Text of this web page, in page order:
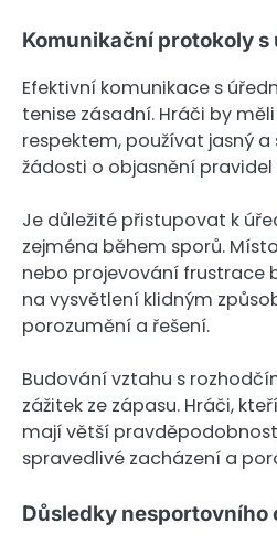
Komunikační protokoly
Efektivní komunikace s
tenise zásadní. Hráči by
respektem, používat jasný a
žádosti o objasnění
Je důležité přistupovat k
zejména během sporů.
nebo projevování frustrace
na vysvětlení klidným
porozumění a řešení.
Budování vztahu s
zážitek ze zápasu. Hráči,
mají větší
spravedlivé zacházení a
Důsledky nesportovního